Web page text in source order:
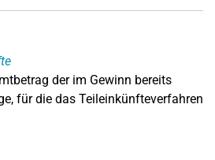
der im Gewinn bereits
für die das Teileinkünfteverfahren